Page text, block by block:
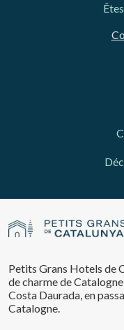
Petits Grans Hotels de
de charme de
Costa Daurada, en
Catalogne.